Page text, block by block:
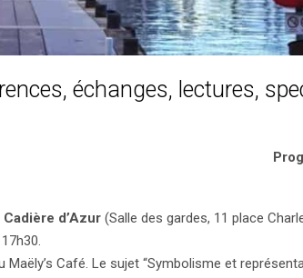
échanges, lectures,
d’Azur (Salle des gardes, 11 place
Maëly’s Café. Le sujet “Symbolisme et